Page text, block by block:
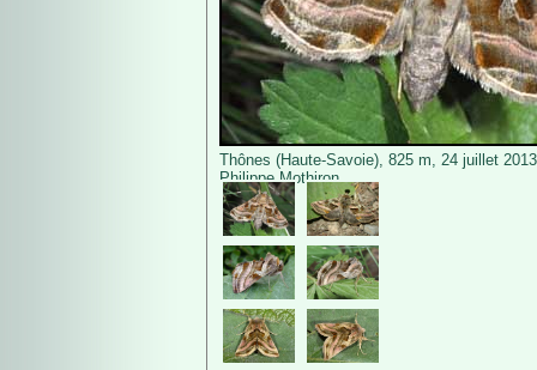
Thônes (Haute-Savoie), 825 m, 24 juillet
Philippe Mothiron.